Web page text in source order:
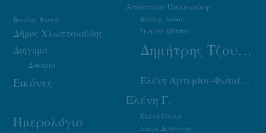
Απόστολος Παλιεράκης
Βασίλης Λαδάς
Βασίλης Φαϊτάς
Γιώργος Πέππας
Δήμος Χλωπτσιούδης
Δημήτρης Τζουμάκας
Διήγημα
Δοκίμιο
Εικόνες Ελένη Αρτεμίου-Φωτιάδου
Ελένη Γ.
Ελένη Γούλα
Ημερολόγιο Ιάσων Δεπούντης